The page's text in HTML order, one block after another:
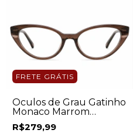
FRETE GRÁTIS
Óculos de Grau Gatinho
Monaco Marrom
Feminino
R$279,99